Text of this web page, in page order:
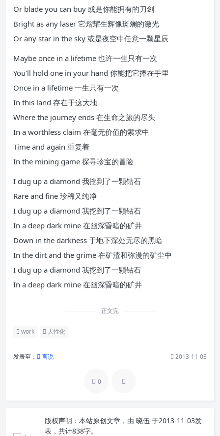
Or blade you can buy 或是你能拥有的刀剑
Bright as any laser 它熠耀生辉像斑斓的激光
Or any star in the sky 或是夜空中任意一颗星辰
Maybe once in a lifetime 也许一生只有一次
You’ll hold one in your hand 你能把它捧在手里
Once in a lifetime 一生只有一次
In this land 存在于这大地
Where the journey ends 在生命之旅的尽头
In a worthless claim 在毫无价值的索求中
Time and again 重复着
In the mining game 探寻珍宝的冒险
I dug up a diamond 我挖到了一颗钻石
Rare and fine 珍稀又纯净
I dug up a diamond 我挖到了一颗钻石
In a deep dark mine 在幽深昏暗的矿井
Down in the darkness 于地下深处无尽的黑暗
In the dirt and the grime 在矿渣和弥漫的矿尘中
I dug up a diamond 我挖到了一颗钻石
In a deep dark mine 在幽深昏暗的矿井
正文完
work 人性化
发表至： 言说 2013-11-03
0
版权声明： 本站原创文章，由 晓伍 于2013-11-03发
表，共计838字。